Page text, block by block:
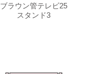
ブラウン管テレビ25
スタンド3